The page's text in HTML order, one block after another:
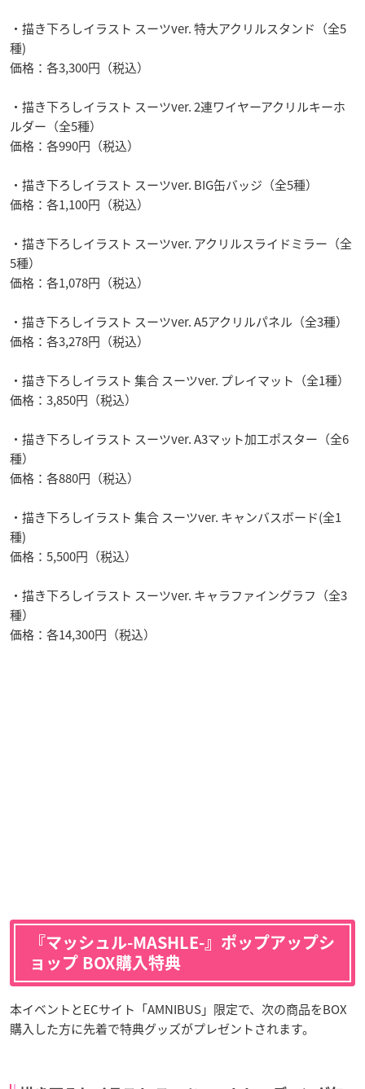
・描き下ろしイラスト スーツver. 特大アクリルスタンド（全5
種)
価格：各3,300円（税込）
・描き下ろしイラスト スーツver. 2連ワイヤーアクリルキーホ
ルダー（全5種）
価格：各990円（税込）
・描き下ろしイラスト スーツver. BIG缶バッジ（全5種）
価格：各1,100円（税込）
・描き下ろしイラスト スーツver. アクリルスライドミラー（全
5種）
価格：各1,078円（税込）
・描き下ろしイラスト スーツver. A5アクリルパネル（全3種）
価格：各3,278円（税込）
・描き下ろしイラスト 集合 スーツver. プレイマット（全1種）
価格：3,850円（税込）
・描き下ろしイラスト スーツver. A3マット加工ポスター（全6
種）
価格：各880円（税込）
・描き下ろしイラスト 集合 スーツver. キャンバスボード(全1
種)
価格：5,500円（税込）
・描き下ろしイラスト スーツver. キャラファイングラフ（全3
種）
価格：各14,300円（税込）
『マッシュル-MASHLE-』ポップアップシ
ョップ BOX購入特典
本イベントとECサイト「AMNIBUS」限定で、次の商品をBOX
購入した方に先着で特典グッズがプレゼントされます。